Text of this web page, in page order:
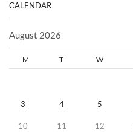
CALENDAR
August 2026
M T W
3 4 5
10 11 12